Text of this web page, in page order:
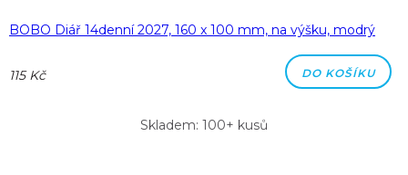
BOBO Diář 14denní 2027, 160 x 100 mm, na výšku, modrý
115 Kč DO KOŠÍKU
Skladem: 100+ kusů